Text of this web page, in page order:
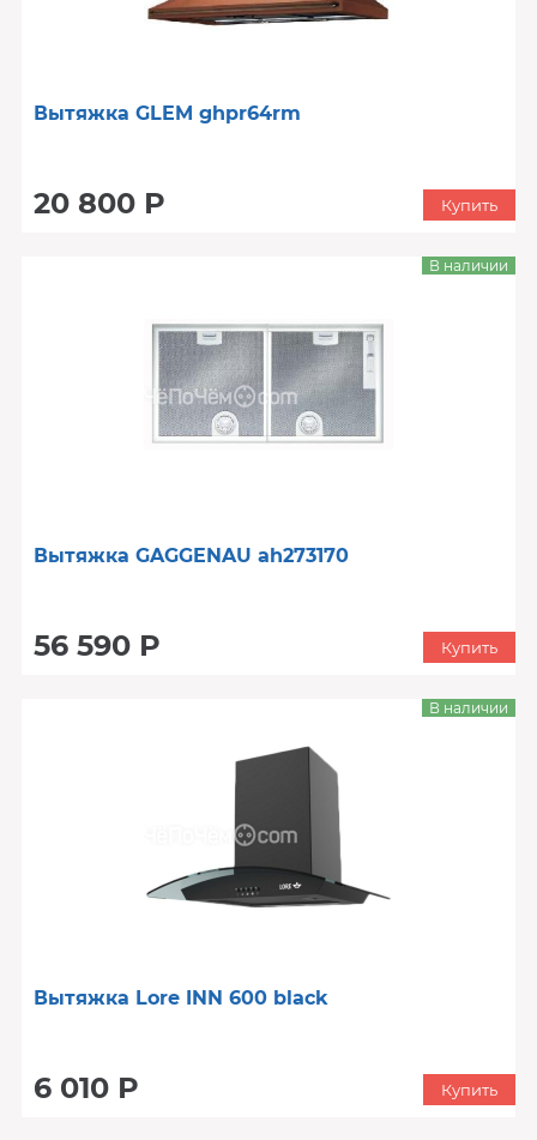
Вытяжка GLEM ghpr64rm
20 800 Р Купить
Вытяжка GAGGENAU ah273170
56 590 Р
В наличии
Купить
Вытяжка Lore INN 600 black
6 010 Р
В наличии
Купить